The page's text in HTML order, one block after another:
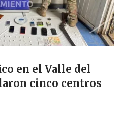
en el Valle del
cinco centros